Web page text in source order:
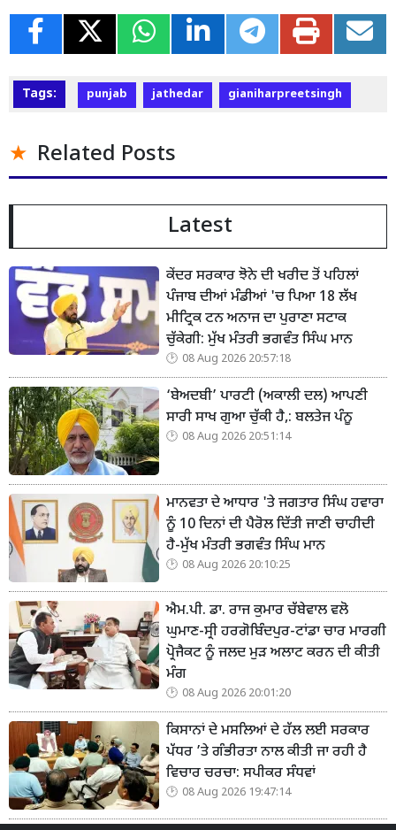
Tags: punjab jathedar gianiharpreetsingh
Related Posts
Latest
ਕੇਂਦਰ ਸਰਕਾਰ ਝੋਨੇ ਦੀ ਖਰੀਦ ਤੋਂ ਪਹਿਲਾਂ
ਪੰਜਾਬ ਦੀਆਂ ਮੰਡੀਆਂ 'ਚ ਪਿਆ 18 ਲੱਖ
ਮੀਟ੍ਰਿਕ ਟਨ ਅਨਾਜ ਦਾ ਪੁਰਾਣਾ ਸਟਾਕ
ਚੁੱਕੇਗੀ: ਮੁੱਖ ਮੰਤਰੀ ਭਗਵੰਤ ਸਿੰਘ ਮਾਨ
08 Aug 2026 20:57:18
‘ਬੇਅਦਬੀ’ ਪਾਰਟੀ (ਅਕਾਲੀ ਦਲ) ਆਪਣੀ
ਸਾਰੀ ਸਾਖ ਗੁਆ ਚੁੱਕੀ ਹੈ,: ਬਲਤੇਜ ਪੰਨੂ
08 Aug 2026 20:51:14
ਮਾਨਵਤਾ ਦੇ ਆਧਾਰ 'ਤੇ ਜਗਤਾਰ ਸਿੰਘ ਹਵਾਰਾ
ਨੂੰ 10 ਦਿਨਾਂ ਦੀ ਪੈਰੋਲ ਦਿੱਤੀ ਜਾਣੀ ਚਾਹੀਦੀ
ਹੈ-ਮੁੱਖ ਮੰਤਰੀ ਭਗਵੰਤ ਸਿੰਘ ਮਾਨ
08 Aug 2026 20:10:25
ਐਮ.ਪੀ. ਡਾ. ਰਾਜ ਕੁਮਾਰ ਚੱਬੇਵਾਲ ਵਲੋ
ਘੁਮਾਣ-ਸ੍ਰੀ ਹਰਗੋਬਿੰਦਪੁਰ-ਟਾਂਡਾ ਚਾਰ ਮਾਰਗੀ
ਪ੍ਰੋਜੈਕਟ ਨੂੰ ਜਲਦ ਮੁੜ ਅਲਾਟ ਕਰਨ ਦੀ ਕੀਤੀ
ਮੰਗ
08 Aug 2026 20:01:20
ਕਿਸਾਨਾਂ ਦੇ ਮਸਲਿਆਂ ਦੇ ਹੱਲ ਲਈ ਸਰਕਾਰ
ਪੱਧਰ ’ਤੇ ਗੰਭੀਰਤਾ ਨਾਲ ਕੀਤੀ ਜਾ ਰਹੀ ਹੈ
ਵਿਚਾਰ ਚਰਚਾ: ਸਪੀਕਰ ਸੰਧਵਾਂ
08 Aug 2026 19:47:14